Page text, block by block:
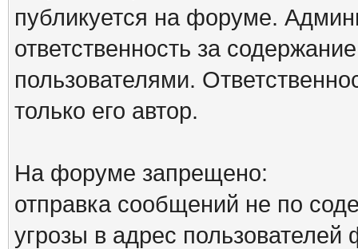
публикуется на форуме.
ответственность за
пользователями.
только его автор.
На форуме запрещено:
отправка сообщений не по
угрозы в адрес